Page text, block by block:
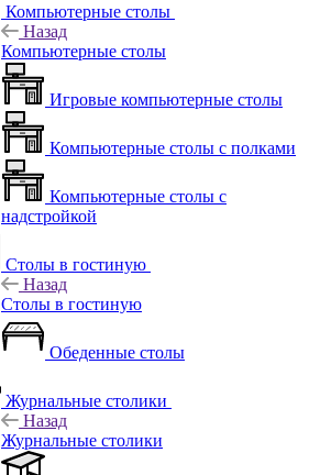
Компьютерные столы
Назад
Компьютерные столы
Игровые компьютерные столы
Компьютерные столы с полками
Компьютерные столы с
надстройкой
Столы в гостиную
Назад
Столы в гостиную
Обеденные столы
Журнальные столики
Назад
Журнальные столики